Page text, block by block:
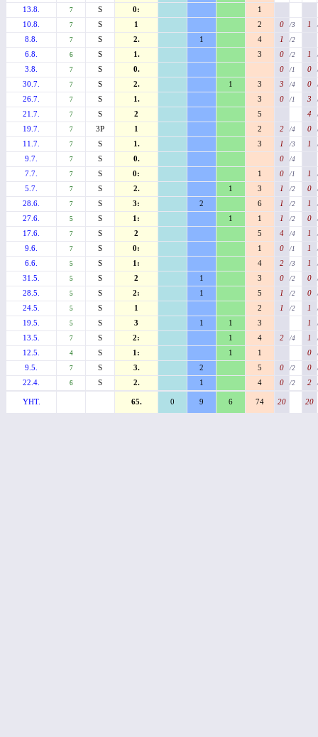
13.8.
7 S 0:
1
10.8.
7 S 1 2 0 /3 1
8.8. 7 S 2. 1 4 1 /2
6.8. 6 S 1. 3 0 /2 1
3.8. 7 S 0. 0 /1 0
30.7. 7 S 2. 1 3 3 /4 0
26.7. 7 S 1. 3 0 /1 3
21.7. 7 S 2 5 4
19.7. 7 3P 1 2 2 /4 0
11.7. 7 S 1. 3 1 /3 1
9.7. 7 S 0. 0 /4
7.7. 7 S 0: 1 0 /1 1
5.7. 7 S 2. 1 3 1 /2 0
28.6. 7 S 3: 2 6 1 /2 1
27.6. 5 S 1: 1 1 1 /2 0
17.6. 7 S 2 5 4 /4 1
9.6. 7 S 0: 1 0 /1 1
6.6. 5 S 1: 4 2 /3 1
31.5. 5 S 2 1 3 0 /2 0
28.5. 5 S 2: 1 5 1 /2 0
24.5. 5 S 1 2 1 /2 1
19.5. 5 S 3 1 1 3 1
13.5. 7 S 2: 1 4 2 /4 1
12.5. 4 S 1: 1 1 0
9.5. 7 S 3. 2 5 0 /2 0
22.4. 6 S 2. 1 4 0 /2 2
YHT. 65. 0 9 6 74 20 20